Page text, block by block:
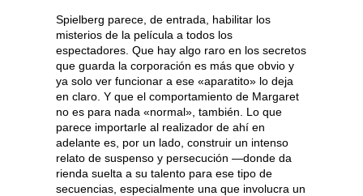
Spielberg parece, de entrada, habilitar los
misterios de la película a todos los
espectadores. Que hay algo raro en los secretos
que guarda la corporación es más que obvio y
ya solo ver funcionar a ese «aparatito» lo deja
en claro. Y que el comportamiento de Margaret
no es para nada «normal», también. Lo que
parece importarle al realizador de ahí en
adelante es, por un lado, construir un intenso
relato de suspenso y persecución —donde da
rienda suelta a su talento para ese tipo de
secuencias, especialmente una que involucra un